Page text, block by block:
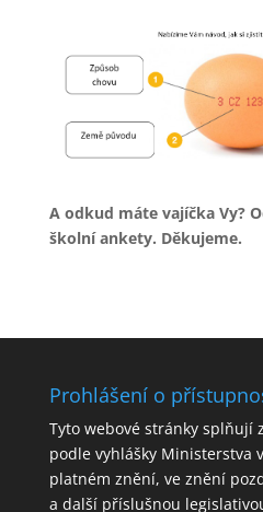
A odkud máte vajíčka Vy?
školní ankety. Děkujeme.
Prohlášení o
Tyto webové stránky splňují
podle vyhlášky Ministerstva
platném znění, ve znění
a další příslušnou